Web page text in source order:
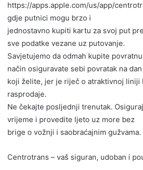
https://apps.apple.com/us/app/
gdje putnici mogu brzo i
jednostavno kupiti kartu za svoj put
sve podatke vezane uz putovanje.
Savjetujemo da odmah kupite
način osiguravate sebi povratak na dan
koji želite, jer je riječ o atraktivnoj liniji
rasprodaje.
Ne čekajte posljednji trenutak.
vrijeme i provedite ljeto uz more bez
brige o vožnji i saobraćajnim gužvama.
Centrotrans – vaš siguran, udoban i